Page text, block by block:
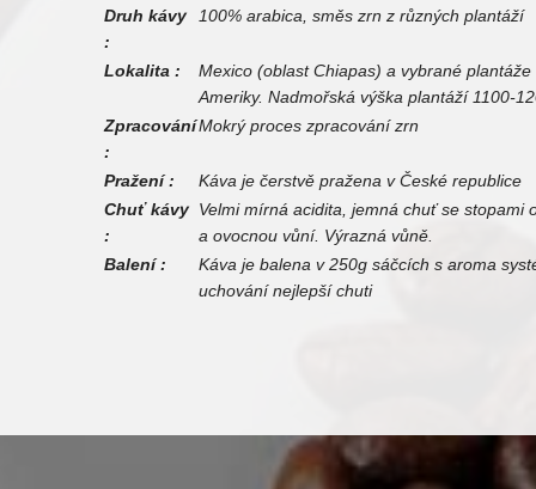
Druh kávy
:
100% arabica, směs zrn z různých plantáží
Lokalita :
Mexico (oblast Chiapas) a vybrané plantáže
Ameriky. Nadmořská výška plantáží 1100-
Zpracování
:
Mokrý proces zpracování zrn
Pražení :
Káva je čerstvě pražena v České republice
Chuť kávy
:
Velmi mírná acidita, jemná chuť se stopami
a ovocnou vůní. Výrazná vůně.
Balení :
Káva je balena v 250g sáčcích s aroma
uchování nejlepší chuti